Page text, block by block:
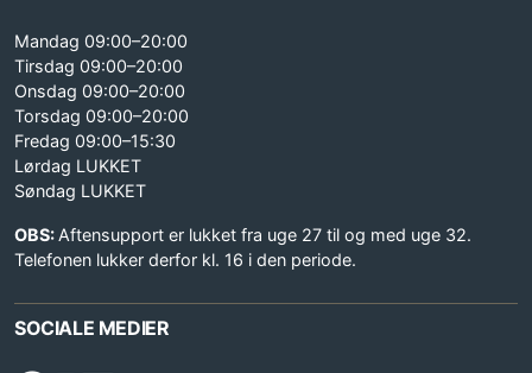
Mandag 09:00–20:00
Tirsdag 09:00–20:00
Onsdag 09:00–20:00
Torsdag 09:00–20:00
Fredag 09:00–15:30
Lørdag LUKKET
Søndag LUKKET
OBS: Aftensupport er lukket fra uge 27 til og med uge 32.
Telefonen lukker derfor kl. 16 i den periode.
SOCIALE MEDIER